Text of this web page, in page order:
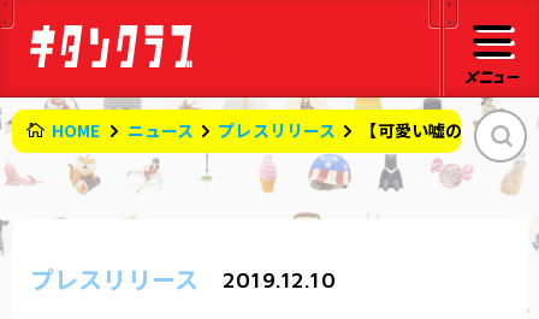
HOME ニュース プレスリリース 【可愛い嘘のカワウ
プレスリリース 2019.12.10